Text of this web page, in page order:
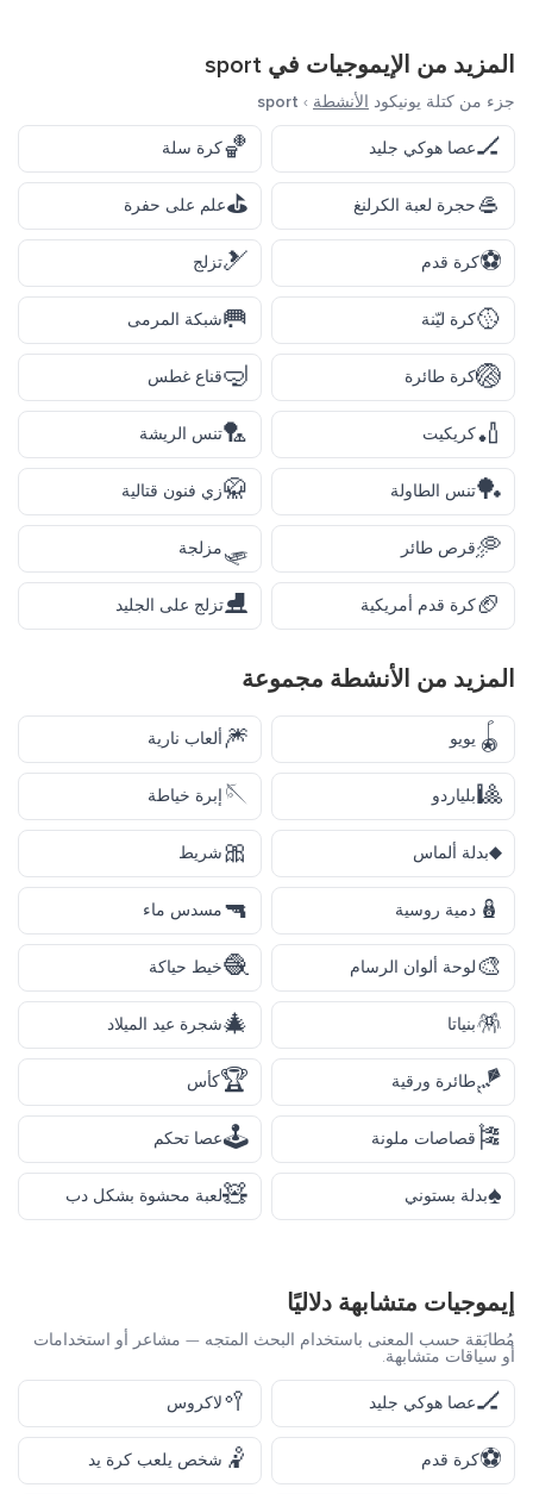
المزيد من الإيموجيات في sport
جزء من كتلة يونيكود الأنشطة ›
sport
🏒عصا هوكي جليد 🏀كرة سلة
🥌حجرة لعبة الكرلنغ ⛳علم على حفرة
⚽كرة قدم 🎿تزلج
🥎كرة ليّنة 🥅شبكة المرمى
🏐كرة طائرة 🤿قناع غطس
🏏كريكيت 🏸تنس الريشة
🏓تنس الطاولة 🥋زي فنون قتالية
🥏قرص طائر 🛷مزلجة
🏈كرة قدم أمريكية ⛸️تزلج على الجليد
المزيد من الأنشطة مجموعة
🪀 يويو 🎆ألعاب نارية
🎱بلياردو 🪡 إبرة خياطة
♦️بدلة ألماس 🎀شريط
🪆 دمية روسية 🔫مسدس ماء
🎨لوحة ألوان الرسام 🧶خيط حياكة
🪅بنياتا 🎄شجرة عيد الميلاد
🪁طائرة ورقية 🏆كأس
🎏 قصاصات ملونة 🕹️عصا تحكم
♠️بدلة بستوني 🧸لعبة محشوة بشكل دب
إيموجيات متشابهة دلاليًا
مُطابَقة حسب المعنى باستخدام البحث المتجه — مشاعر أو استخدامات
أو سياقات متشابهة.
🏒عصا هوكي جليد 🥍لاكروس
⚽كرة قدم 🤾 شخص يلعب كرة يد